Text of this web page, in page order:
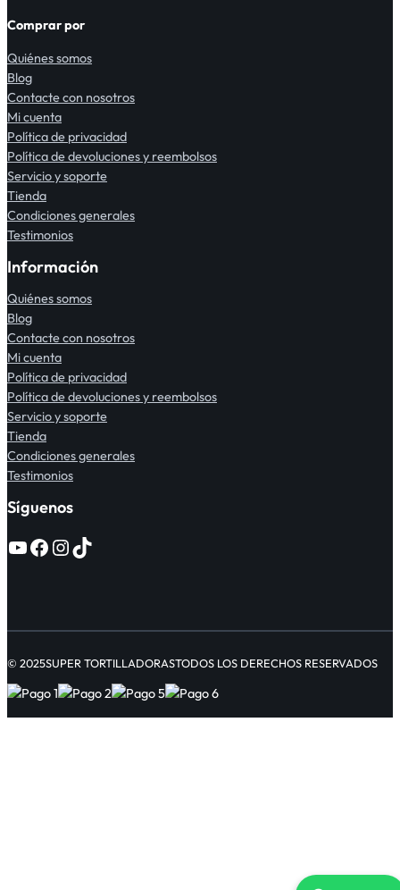
Comprar por
Quiénes somos
Blog
Contacte con nosotros
Mi cuenta
Política de privacidad
Política de devoluciones y reembolsos
Servicio y soporte
Tienda
Condiciones generales
Testimonios
Información
Quiénes somos
Blog
Contacte con nosotros
Mi cuenta
Política de privacidad
Política de devoluciones y reembolsos
Servicio y soporte
Tienda
Condiciones generales
Testimonios
Síguenos
© 2025SUPER TORTILLADORASTODOS LOS DERECHOS RESERVADOS